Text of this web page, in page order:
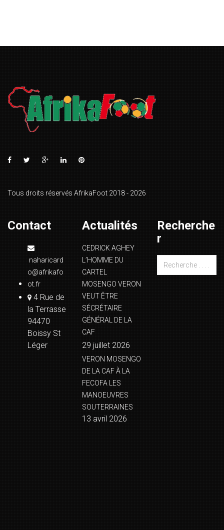
Tous droits réservés AfrikaFoot 2018 - 2026
Contact
naharicard
o@afrikafo
ot.fr
4 Rue de
la Terrasse
94470
Boissy St
Léger
Actualités
CEDRICK AGHEY
L’HOMME DU
CARTEL
MOSENGO VERON
VEUT ÊTRE
SÉCRÉTAIRE
GÉNÉRAL DE LA
CAF
29 juillet 2026
VERON MOSENGO
DE LA CAF À LA
FECOFA LES
MANOEUVRES
SOUTERRAINES
13 avril 2026
Recherche
r